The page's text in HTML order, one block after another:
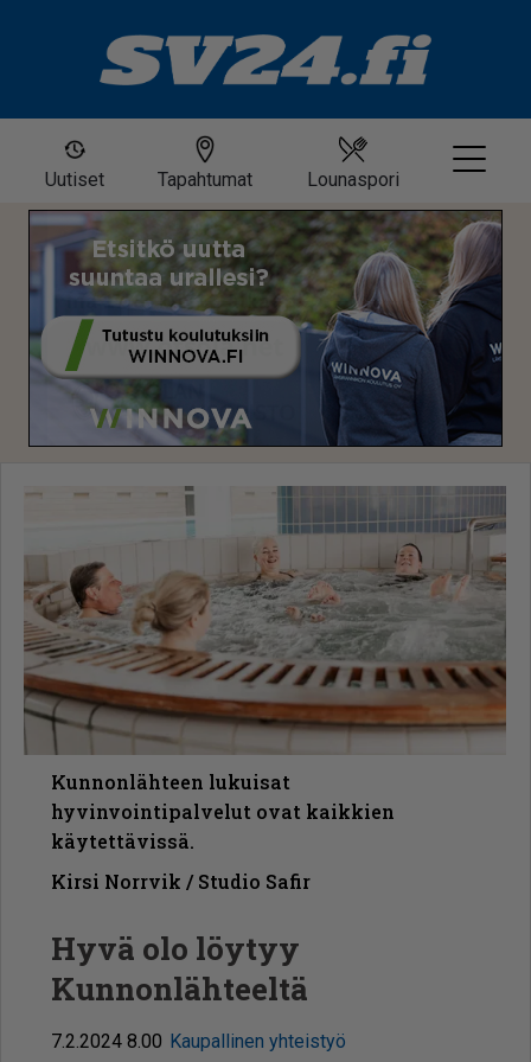
Uutiset Tapahtumat Lounaspori
Kunnonlähteen lukuisat
hyvinvointipalvelut ovat kaikkien
käytettävissä.
Kirsi Norrvik / Studio Safir
Hyvä olo löytyy
Kunnonlähteeltä
7.2.2024 8.00 Kaupallinen yhteistyö